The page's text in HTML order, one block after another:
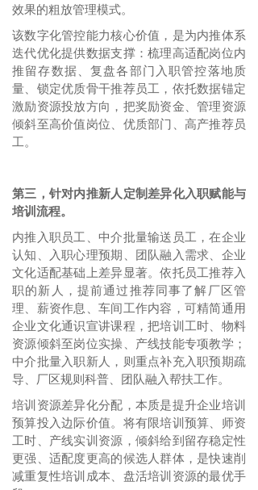
效果的粗放管理模式。
该数字化管控能力核心价值，是为内推体系
迭代优化提供数据支撑：梳理高适配岗位内
推留存数据、复盘各部门入职管控落地质
量、锁定优质骨干推荐员工，依托数据锚定
激励资源投放方向，把奖励资金、管理资源
倾斜至高价值岗位、优质部门、高产推荐员
工。
第三， 针对内推新人定制差异化入职赋能与
培训流程。
内推入职员工、中介批量输送员工，在企业
认知、入职心理预期、团队融入需求、企业
文化适配基础上差异显著。依托员工推荐入
职的新人，提前通过推荐同事了解厂区管
理、薪资作息、车间工作内容，可精简通用
企业文化通识宣讲课程，把培训工时、物料
资源倾斜至岗位实操、产线技能专项教学；
中介批量入职新人，则重点补充入职预期疏
导、厂区规则科普、团队融入帮扶工作。
培训资源差异化分配，本质是提升企业培训
预算投入边际价值。将有限培训预算、师资
工时、产线实训资源，倾斜给到留存稳定性
更强、适配度更高的候选人群体，是快速削
减重复性培训成本、盘活培训资源的最优手